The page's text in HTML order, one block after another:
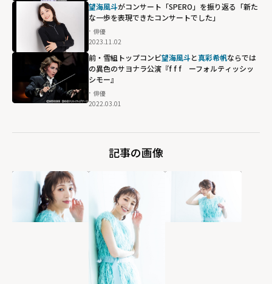
望海風斗がコンサート「SPERO」を振り返る「新た
な一歩を表現できたコンサートでした」
俳優
2023.11.02
前・雪組トップコンビ望海風斗と真彩希帆ならでは
の異色のサヨナラ公演『f f f ーフォルティッシッ
シモー』
俳優
2022.03.01
記事の画像